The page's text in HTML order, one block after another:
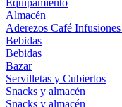
Equipamiento
Almacén
Aderezos Café Infusiones
Bebidas
Bebidas
Bazar
Servilletas y Cubiertos
Snacks y almacén
Snacks y almacén